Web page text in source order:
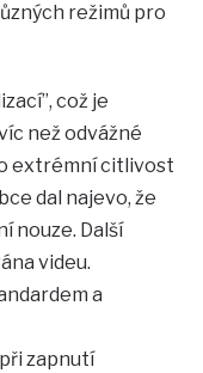
režimů pro
což je
než odvážné
extrémní citlivost
dal najevo, že
nouze. Další
videu.
a
zapnutí